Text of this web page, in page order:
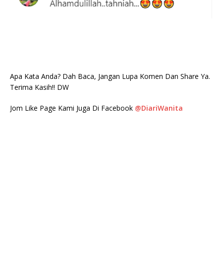
Apa Kata Anda? Dah Baca, Jangan Lupa Komen Dan Share Ya.
Terima Kasih!! DW
Jom Like Page Kami Juga Di Facebook @DiariWanita